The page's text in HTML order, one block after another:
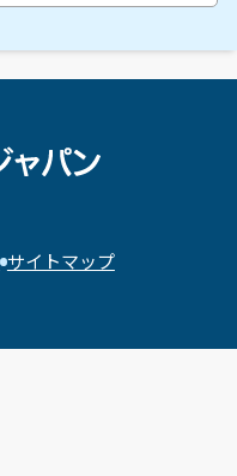
サイトマップ